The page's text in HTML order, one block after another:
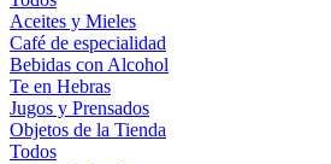
Aceites y Mieles
Café de especialidad
Bebidas con Alcohol
Te en Hebras
Jugos y Prensados
Objetos de la Tienda
Todos